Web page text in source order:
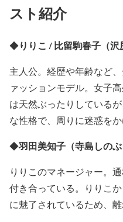
スト紹介
◆りりこ / 比留駒春子（沢
主人公。経歴や年齢など
ァッションモデル。女子
は天然ぶったりしている
な性格で、周りに迷惑をか
◆羽田美知子（寺島しのぶ
りりこのマネージャー。
付き合っている。りりこ
に魅了されているため、離